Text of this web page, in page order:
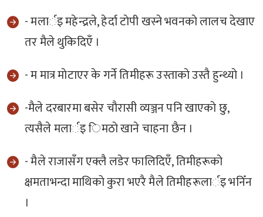
- मलार्इ महेन्द्रले, हेर्दा टाेपी खस्ने भवनकाे लालच देखाए
तर मैले थुकिदिएँ ।
- म मात्र माेटाएर के गर्ने तिमीहरू उस्ताकाे उस्तै हुन्थ्याे ।
-मैले दरबारमा बसेर चाैरासी व्यञ्जन पनि खाएकाे छु,
त्यसैले मलार्इ िमठाे खाने चाहना छैन ।
- मैले राजासँग एक्लै लडेर फालिदिएँ, तिमीहरूकाे
क्षमताभन्दा माथिकाे कुरा भएरै मैले तिमीहरूलार्इ भनिँन
।